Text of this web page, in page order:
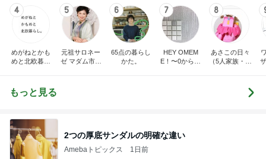
4
めがねとかも
めと北欧暮ら
5
元祖サロネー
ゼ マダム市川
6
65点の暮らし
かた。
7
HEY OMEM
E！〜0からの
8
あさこの日々
（5人家族・投
もっと見る
2つの厚底サンダルの明確な違い
Amebaトピックス 1日前